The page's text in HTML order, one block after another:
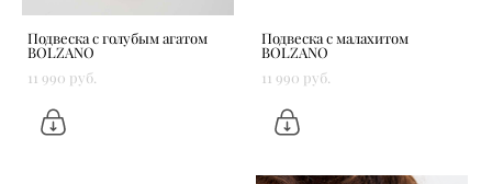
Подвеска с голубым агатом
BOLZANO
11 990 pуб.
Подвеска с малахитом
BOLZANO
11 990 pуб.